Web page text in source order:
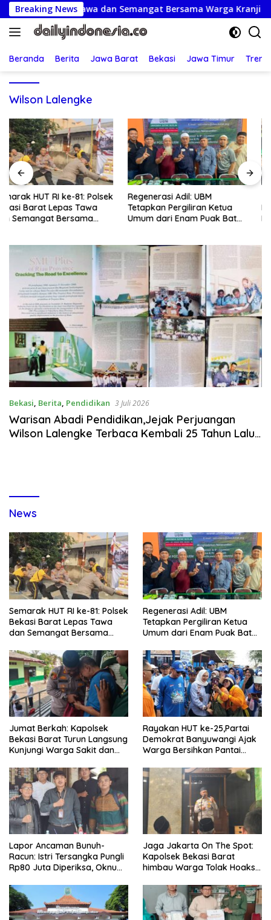
Langsung
ke
konten
Breaking News
Lepas Tawa dan Semangat Bersama Warga Kranji
Beranda Berita Jawa Barat Bekasi Jawa Timur
Wilson Lalengke
Regenerasi Adil: UBM
Tetapkan Pergiliran Ketua
Umum dari Enam Puak Batak
Jumat Berkah: Kapolsek
Bekasi Barat Turun Langsung
Kunjungi Warga Sakit dan
Bekasi, Berita, Pendidikan 3 Juli 2026
Warisan Abadi Pendidikan,Jejak Perjuangan
Wilson Lalengke Terbaca Kembali 25 Tahun Lalu
News
Semarak HUT RI ke-81: Polsek
Bekasi Barat Lepas Tawa
dan Semangat Bersama
Regenerasi Adil: UBM
Tetapkan Pergiliran Ketua
Umum dari Enam Puak Batak
Jumat Berkah: Kapolsek
Bekasi Barat Turun Langsung
Kunjungi Warga Sakit dan
Rayakan HUT ke-25,Partai
Demokrat Banyuwangi Ajak
Warga Bersihkan Pantai
Lapor Ancaman Bunuh-
Racun: Istri Tersangka Pungli
Rp80 Juta Diperiksa, Oknum
Disdagperin
Jaga Jakarta On The Spot:
Kapolsek Bekasi Barat
himbau Warga Tolak Hoaks
Sholat Jumat